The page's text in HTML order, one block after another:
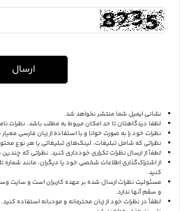
ارسال
نشانی ایمیل شما منتشر نخواهد شد.
لطفا دیدگاهتان تا حد امکان مربوط به مطلب باشد.
نظرات خود را به صورت خوانا و با استفاده از زبان فارسی
نظراتی که شامل تبلیغات، لینک‌های تبلیغاتی یا هر نوع
لطفاً از ارسال نظرات تکراری خودداری کنید. نظراتی که
از اشتراک‌گذاری اطلاعات شخصی خود یا دیگران، مانند
کنید.
مسئولیت نظرات ارسال شده بر عهده کاربران است و
و سقم آنها ندارد.
لطفاً در نظرات خود از زبان محترمانه و مودبانه استفاده